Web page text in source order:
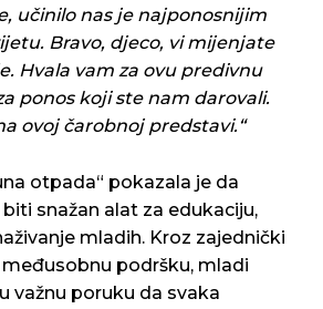
učinilo nas je najponosnijim
Bravo, djeco, vi mijenjate
Hvala vam za ovu predivnu
ponos koji ste nam darovali.
ovoj čarobnoj predstavi.“
otpada“ pokazala je da
snažan alat za edukaciju,
mladih. Kroz zajednički
podršku, mladi
važnu poruku da svaka